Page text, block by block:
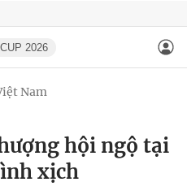
2026
Nam
hội ngộ tại
xịch